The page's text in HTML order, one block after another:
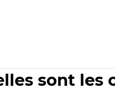
sont les